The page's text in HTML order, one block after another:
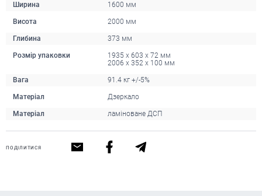
Ширина 1600 мм
Висота 2000 мм
Глибина 373 мм
Розмір упаковки
1935 x 603 x 72 мм
2006 x 352 x 100 мм
Вага 91.4 кг +/-5%
Матеріал Дзеркало
Матеріал ламіноване ДСП
ПОДІЛИТИСЯ